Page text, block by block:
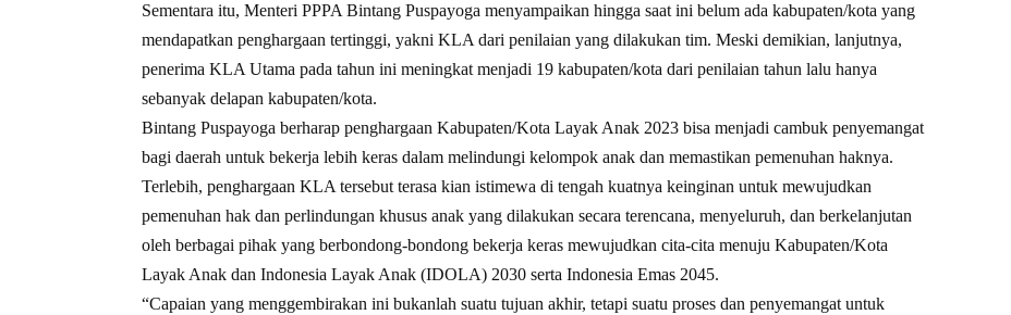
Sementara itu, Menteri PPPA Bintang Puspayoga menyampaikan hingga saat ini belum ada kabupaten/kota yang
mendapatkan penghargaan tertinggi, yakni KLA dari penilaian yang dilakukan tim. Meski demikian, lanjutnya,
penerima KLA Utama pada tahun ini meningkat menjadi 19 kabupaten/kota dari penilaian tahun lalu hanya
sebanyak delapan kabupaten/kota.
Bintang Puspayoga berharap penghargaan Kabupaten/Kota Layak Anak 2023 bisa menjadi cambuk penyemangat
bagi daerah untuk bekerja lebih keras dalam melindungi kelompok anak dan memastikan pemenuhan haknya.
Terlebih, penghargaan KLA tersebut terasa kian istimewa di tengah kuatnya keinginan untuk mewujudkan
pemenuhan hak dan perlindungan khusus anak yang dilakukan secara terencana, menyeluruh, dan berkelanjutan
oleh berbagai pihak yang berbondong-bondong bekerja keras mewujudkan cita-cita menuju Kabupaten/Kota
Layak Anak dan Indonesia Layak Anak (IDOLA) 2030 serta Indonesia Emas 2045.
“Capaian yang menggembirakan ini bukanlah suatu tujuan akhir, tetapi suatu proses dan penyemangat untuk